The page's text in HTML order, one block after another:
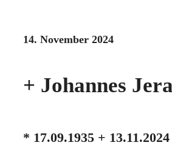
14. November 2024
+ Johannes
* 17.09.1935 + 13.11.2024